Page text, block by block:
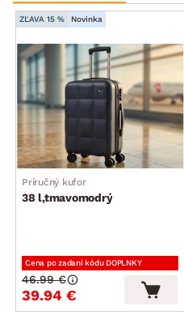
ZĽAVA 15 % Novinka
Príručný kufor
38 l,tmavomodrý
Cena po zadaní kódu DOPLNKY
39.94 €
46.99 €